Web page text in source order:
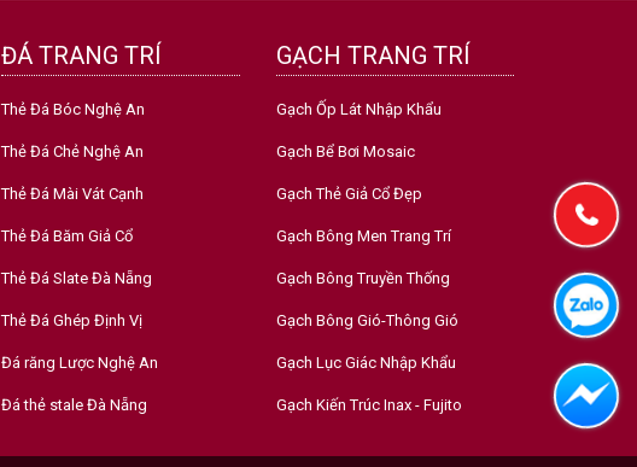
ĐÁ TRANG TRÍ
Thẻ Đá Bóc Nghệ An
Thẻ Đá Chẻ Nghệ An
Thẻ Đá Mài Vát Cạnh
Thẻ Đá Băm Giả Cổ
Thẻ Đá Slate Đà Nẵng
Thẻ Đá Ghép Định Vị
Đá răng Lược Nghệ An
Đá thẻ stale Đà Nẵng
GẠCH TRANG TRÍ
Gạch Ốp Lát Nhập Khẩu
Gạch Bể Bơi Mosaic
Gạch Thẻ Giả Cổ Đẹp
Gạch Bông Men Trang Trí
Gạch Bông Truyền Thống
Gạch Bông Gió-Thông Gió
Gạch Lục Giác Nhập Khẩu
Gạch Kiến Trúc Inax - Fujito